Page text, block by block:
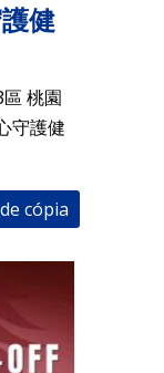
健
桃園
守護健
cópia